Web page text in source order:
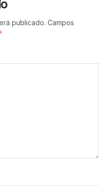
publicado. Campos